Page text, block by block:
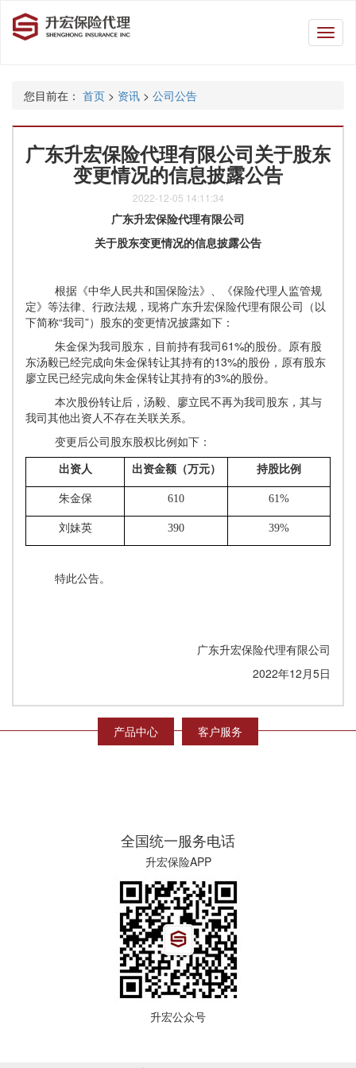
升
宏
您目前在： 首页 > 资讯 > 公司公告
广东升宏保险代理有限公司关于股东
变更情况的信息披露公告
2022-12-05 14:11:34
广东升宏保险代理有限公司
关于股东变更情况的信息披露公告
根据《中华人民共和国保险法》、《保险代理人监管规
定》等法律、行政法规，现将广东升宏保险代理有限公司（以
下简称“我司”）股东的变更情况披露如下：
朱金保为我司股东，目前持有我司61%的股份。原有股
东汤毅已经完成向朱金保转让其持有的13%的股份，原有股东
廖立民已经完成向朱金保转让其持有的3%的股份。
本次股份转让后，汤毅、廖立民不再为我司股东，其与
我司其他出资人不存在关联关系。
变更后公司股东股权比例如下：
出资人 出资金额（万元） 持股比例
朱金保 610 61%
刘妹英 390 39%
特此公告。
广东升宏保险代理有限公司
2022年12月5日
产品中心 客户服务
全国统一服务电话
升宏保险APP
升宏公众号